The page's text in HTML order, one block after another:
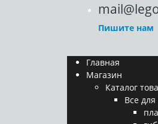
Пишите нам
Главная
Магазин
Каталог
Все